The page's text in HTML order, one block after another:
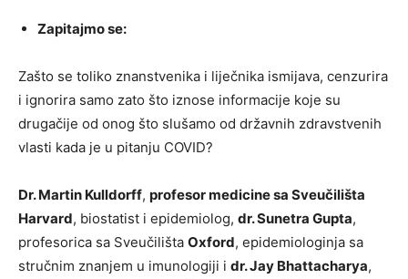
Zapitajmo se:
Zašto se toliko znanstvenika i liječnika ismijava, cenzurira
i ignorira samo zato što iznose informacije koje su
drugačije od onog što slušamo od državnih zdravstvenih
vlasti kada je u pitanju COVID?
Dr. Martin Kulldorff, profesor medicine sa Sveučilišta
Harvard, biostatist i epidemiolog, dr. Sunetra Gupta,
profesorica sa Sveučilišta Oxford, epidemiologinja sa
stručnim znanjem u imunologiji i dr. Jay Bhattacharya,